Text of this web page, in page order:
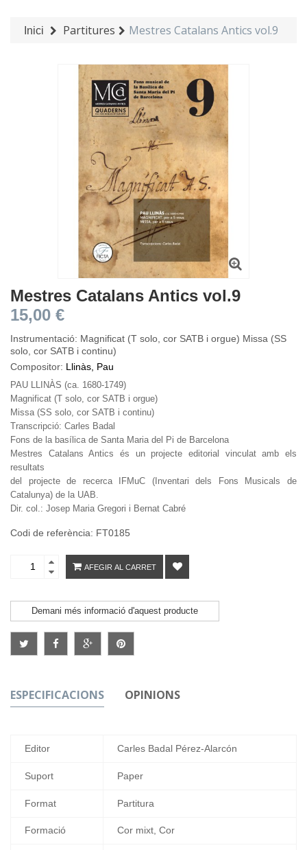
Inici Partitures Mestres Catalans Antics vol.9
Mestres Catalans Antics vol.9
15,00 €
Instrumentació: Magnificat (T solo, cor SATB i orgue) Missa (SS
solo, cor SATB i continu)
Compositor: Llinàs, Pau
PAU LLINÀS (ca. 1680-1749)
Magnificat (T solo, cor SATB i orgue)
Missa (SS solo, cor SATB i continu)
Transcripció: Carles Badal
Fons de la basílica de Santa Maria del Pi de Barcelona
Mestres Catalans Antics és un projecte editorial vinculat amb els
resultats
del projecte de recerca IFMuC (Inventari dels Fons Musicals de
Catalunya) de la UAB.
Dir. col.: Josep Maria Gregori i Bernat Cabré
Codi de referència: FT0185
AFEGIR AL CARRET
Demani més informació d'aquest producte
ESPECIFICACIONS OPINIONS
Editor Carles Badal Pérez-Alarcón
Suport Paper
Format Partitura
Formació Cor mixt, Cor